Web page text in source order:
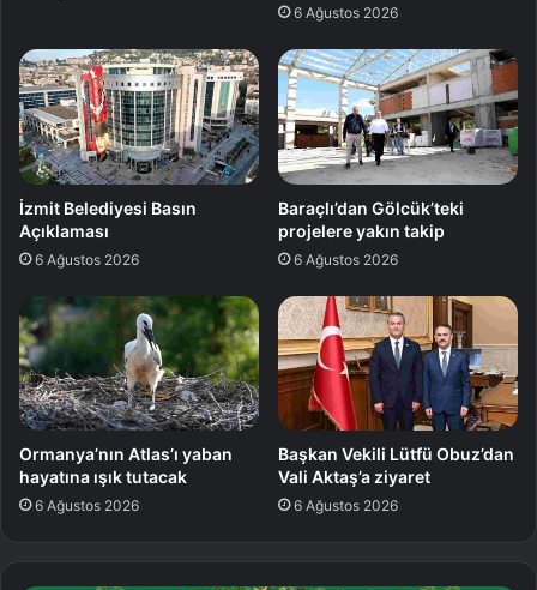
6 Ağustos 2026
İzmit Belediyesi Basın
Açıklaması
6 Ağustos 2026
Baraçlı’dan Gölcük’teki
projelere yakın takip
6 Ağustos 2026
Ormanya’nın Atlas’ı yaban
hayatına ışık tutacak
6 Ağustos 2026
Başkan Vekili Lütfü Obuz’dan
Vali Aktaş’a ziyaret
6 Ağustos 2026